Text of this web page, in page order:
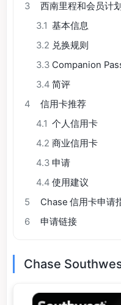
3
西南里程和会员计
3.1 基本信息
3.2 兑换规则
3.3 Companion
3.4 简评
4
信用卡推荐
4.1 个人信用卡
4.2 商业信用卡
4.3 申请
4.4 使用建议
5
Chase 信用卡申请
6
申请链接
Chase